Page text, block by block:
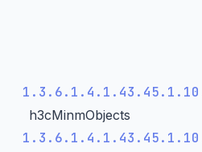
h3cMinmObjects